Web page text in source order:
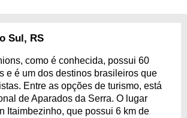
Sul, RS
como é conhecida, possui 60
e é um dos destinos brasileiros que
Entre as opções de turismo, está
de Aparados da Serra. O lugar
Itaimbezinho, que possui 6 km de